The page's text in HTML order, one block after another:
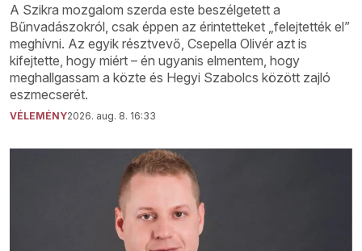
A Szikra mozgalom szerda este beszélgetett a
Bűnvadászokról, csak éppen az érintetteket „felejtették el”
meghívni. Az egyik résztvevő, Csepella Olivér azt is
kifejtette, hogy miért – én ugyanis elmentem, hogy
meghallgassam a közte és Hegyi Szabolcs között zajló
eszmecserét.
VÉLEMÉNY2026. aug. 8. 16:33